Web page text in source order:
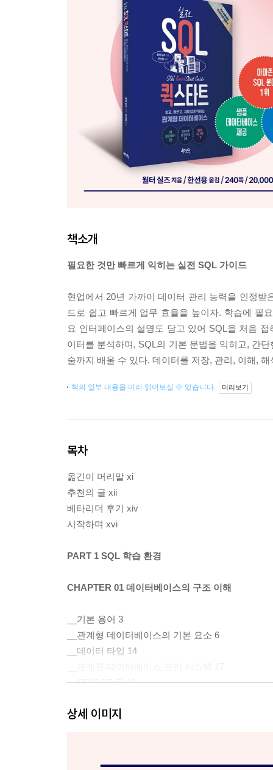
책소개
필요한 것만 빠르게 익히는 실전 SQL 가이드
현업에서 20년 가까이 데이터 관리 능력을 인정
드로 쉽고 빠르게 업무 효율을 높이자. 학습에 필
요 인터페이스의 설명도 담고 있어 SQL을 처음
이터를 분석하며, SQL의 기본 문법을 익히고, 간
술까지 배울 수 있다. 데이터를 저장, 관리, 이해,
책의 일부 내용을 미리 읽어보실 수 있습니다. 미리보기
목차
옮긴이 머리말 xi
추천의 글 xii
베타리더 후기 xiv
시작하며 xvi
PART 1 SQL 학습 환경
CHAPTER 01 데이터베이스의 구조 이해
__기본 용어 3
__관계형 데이터베이스의 기본 요소 6
__데이터 타입 14
__SELECT 문 18
__SQLite 소개 20
상세 이미지